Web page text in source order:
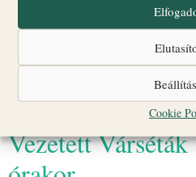
Cookie
Kedves Látogatók! A Biró–Giczey
barokk ékszerdoboza, ahol kert,
Önöket. Tematikus vezetett séták: A
Palota + Gizella Kápolna […]
Vezetett